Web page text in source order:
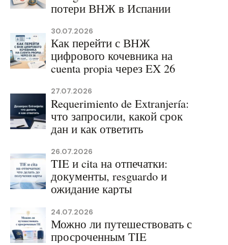
потери ВНЖ в Испании
30.07.2026
Как перейти с ВНЖ
цифрового кочевника на
cuenta propia через EX 26
27.07.2026
Requerimiento de Extranjería:
что запросили, какой срок
дан и как ответить
26.07.2026
TIE и cita на отпечатки:
документы, resguardo и
ожидание карты
24.07.2026
Можно ли путешествовать с
просроченным TIE